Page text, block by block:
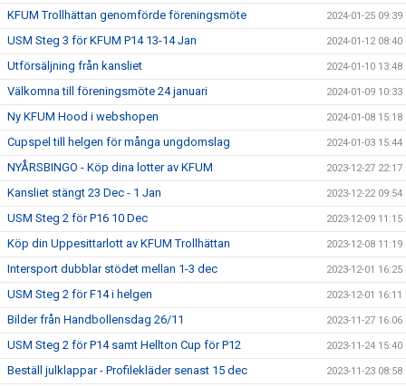
KFUM Trollhättan genomförde föreningsmöte 2024-01-25 09:39
USM Steg 3 för KFUM P14 13-14 Jan 2024-01-12 08:40
Utförsäljning från kansliet 2024-01-10 13:48
Välkomna till föreningsmöte 24 januari 2024-01-09 10:33
Ny KFUM Hood i webshopen 2024-01-08 15:18
Cupspel till helgen för många ungdomslag 2024-01-03 15:44
NYÅRSBINGO - Köp dina lotter av KFUM 2023-12-27 22:17
Kansliet stängt 23 Dec - 1 Jan 2023-12-22 09:54
USM Steg 2 för P16 10 Dec 2023-12-09 11:15
Köp din Uppesittarlott av KFUM Trollhättan 2023-12-08 11:19
Intersport dubblar stödet mellan 1-3 dec 2023-12-01 16:25
USM Steg 2 för F14 i helgen 2023-12-01 16:11
Bilder från Handbollensdag 26/11 2023-11-27 16:06
USM Steg 2 för P14 samt Hellton Cup för P12 2023-11-24 15:40
Beställ julklappar - Profilekläder senast 15 dec 2023-11-23 08:58